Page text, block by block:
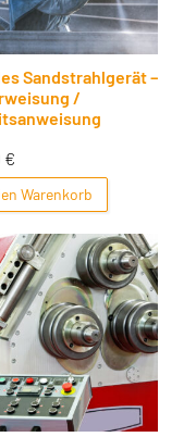
Sandstrahlgerät –
/
€
Warenkorb